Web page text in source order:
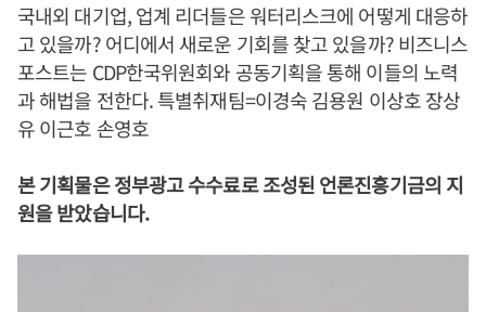
국내외 대기업, 업계 리더들은 워터리스크에 어떻게 대응하
고 있을까? 어디에서 새로운 기회를 찾고 있을까? 비즈니스
포스트는 CDP한국위원회와 공동기획을 통해 이들의 노력
과 해법을 전한다. 특별취재팀=이경숙 김용원 이상호 장상
유 이근호 손영호
본 기획물은 정부광고 수수료로 조성된 언론진흥기금의 지
원을 받았습니다.